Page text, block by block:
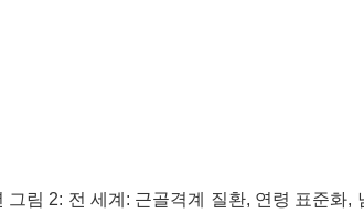
림 2: 전 세계: 근골격계 질환, 연령 표준화,